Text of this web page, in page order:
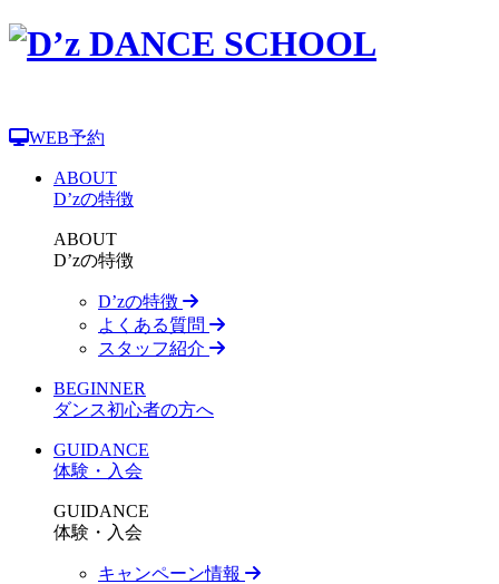
WEB予約
ABOUT
D’zの特徴
ABOUT
D’zの特徴
D’zの特徴
よくある質問
スタッフ紹介
BEGINNER
ダンス初心者の方へ
GUIDANCE
体験・入会
GUIDANCE
体験・入会
キャンペーン情報